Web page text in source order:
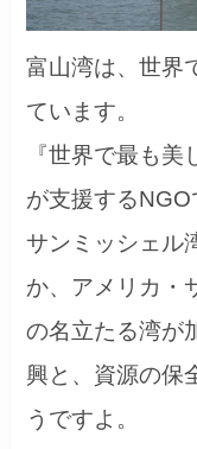
富山湾は、世界
ています。
『世界で最も
が支援する
サンミッシェル
か、アメリカ・
の名立たる湾が
興と、資源の保
うですよ。